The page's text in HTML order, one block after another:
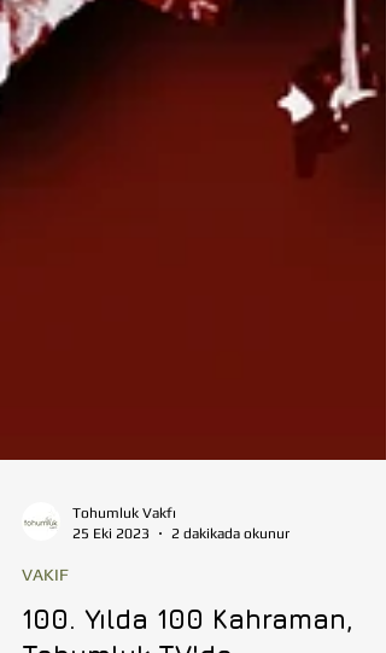
Tohumluk Vakfı